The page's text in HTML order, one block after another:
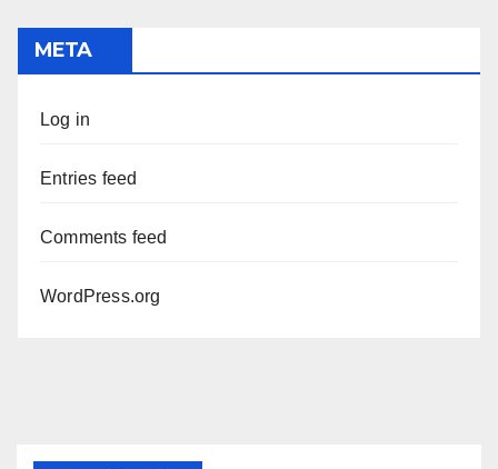
META
Log in
Entries feed
Comments feed
WordPress.org